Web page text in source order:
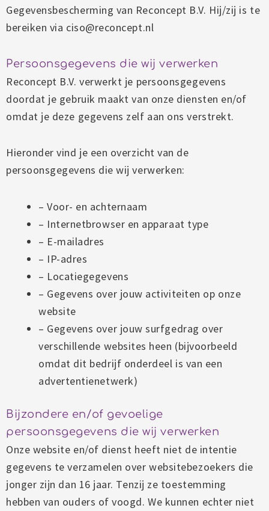
Gegevensbescherming van Reconcept B.V. Hij/zij is te
bereiken via ciso@reconcept.nl
Persoonsgegevens die wij verwerken
Reconcept B.V. verwerkt je persoonsgegevens
doordat je gebruik maakt van onze diensten en/of
omdat je deze gegevens zelf aan ons verstrekt.
Hieronder vind je een overzicht van de
persoonsgegevens die wij verwerken:
– Voor- en achternaam
– Internetbrowser en apparaat type
– E-mailadres
– IP-adres
– Locatiegegevens
– Gegevens over jouw activiteiten op onze
website
– Gegevens over jouw surfgedrag over
verschillende websites heen (bijvoorbeeld
omdat dit bedrijf onderdeel is van een
advertentienetwerk)
Bijzondere en/of gevoelige
persoonsgegevens die wij verwerken
Onze website en/of dienst heeft niet de intentie
gegevens te verzamelen over websitebezoekers die
jonger zijn dan 16 jaar. Tenzij ze toestemming
hebben van ouders of voogd. We kunnen echter niet